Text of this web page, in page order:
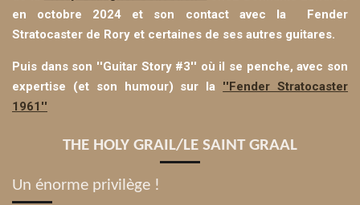
en octobre 2024 et son contact avec la Fender
Stratocaster de Rory et certaines de ses autres guitares.
Puis dans son ''Guitar Story #3'' où il se penche, avec son
expertise (et son humour) sur la ''Fender Stratocaster
1961''
THE HOLY GRAIL/LE SAINT GRAAL
Un énorme privilège !